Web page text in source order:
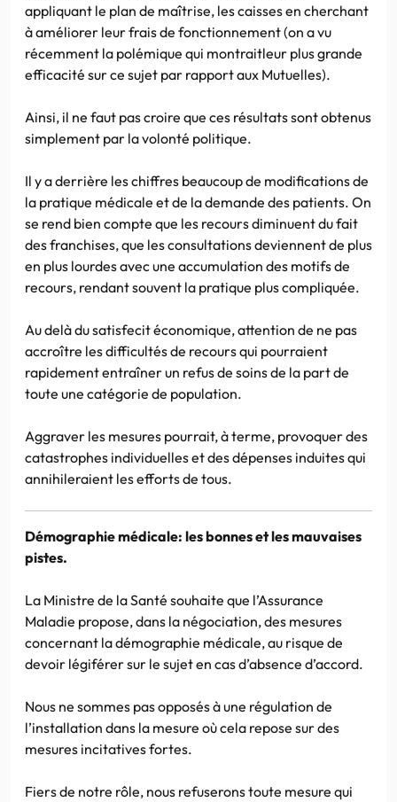
appliquant le plan de maîtrise, les caisses en cherchant
à améliorer leur frais de fonctionnement (on a vu
récemment la polémique qui montraitleur plus grande
efficacité sur ce sujet par rapport aux Mutuelles).
Ainsi, il ne faut pas croire que ces résultats sont obtenus
simplement par la volonté politique.
Il y a derrière les chiffres beaucoup de modifications de
la pratique médicale et de la demande des patients. On
se rend bien compte que les recours diminuent du fait
des franchises, que les consultations deviennent de plus
en plus lourdes avec une accumulation des motifs de
recours, rendant souvent la pratique plus compliquée.
Au delà du satisfecit économique, attention de ne pas
accroître les difficultés de recours qui pourraient
rapidement entraîner un refus de soins de la part de
toute une catégorie de population.
Aggraver les mesures pourrait, à terme, provoquer des
catastrophes individuelles et des dépenses induites qui
annihileraient les efforts de tous.
Démographie médicale: les bonnes et les mauvaises
pistes.
La Ministre de la Santé souhaite que l’Assurance
Maladie propose, dans la négociation, des mesures
concernant la démographie médicale, au risque de
devoir légiférer sur le sujet en cas d’absence d’accord.
Nous ne sommes pas opposés à une régulation de
l’installation dans la mesure où cela repose sur des
mesures incitatives fortes.
Fiers de notre rôle, nous refuserons toute mesure qui